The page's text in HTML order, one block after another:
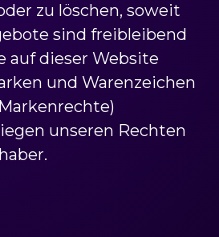
zu löschen, soweit
sind freibleibend
auf dieser Website
und Warenzeichen
unseren Rechten